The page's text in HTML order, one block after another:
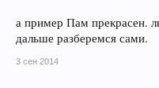
а пример Пам прекрасен.
дальше разберемся сами.
3 сен 2014